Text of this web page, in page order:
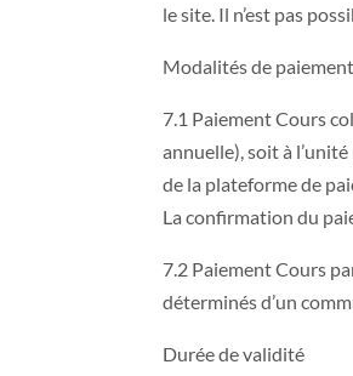
le site. Il n’est pas
Modalités de paiement
7.1 Paiement Cours
annuelle), soit à
de la plateforme de
La confirmation du
7.2 Paiement Cours
déterminés d’un
Durée de validité